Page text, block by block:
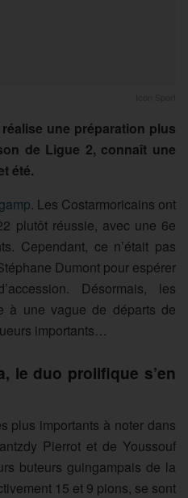
une préparation plus
de Ligue 2, connaît une
été.
. Les Costarmoricains ont
plutôt réussie, avec une 6e
Cependant, ce n’était pas
Dumont pour espérer
Désormais, les
à une vague de départs de
importants…
le duo prolifique s’en
plus importants à noter dans
Pierrot et de Youssouf
buteurs guingampais de la
15 et 9 pions, se sont